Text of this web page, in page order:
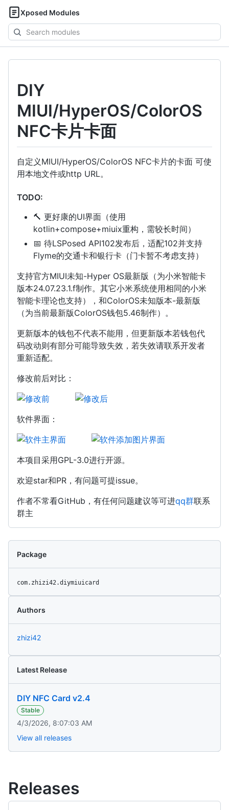
Xposed Modules
Search
modules
DIY
MIUI/HyperOS/ColorOS
NFC卡片卡面
自定义MIUI/HyperOS/ColorOS NFC卡片的卡面 可使
用本地文件或http URL。
TODO:
🔨 更好康的UI界面（使用
kotlin+compose+miuix重构，需较长时间）
📅 待LSPosed API102发布后，适配102并支持
Flyme的交通卡和银行卡（门卡暂不考虑支持）
支持官方MIUI未知-Hyper OS最新版（为小米智能卡
版本24.07.23.1.f制作。其它小米系统使用相同的小米
智能卡理论也支持），和ColorOS未知版本-最新版
（为当前最新版ColorOS钱包5.46制作）。
更新版本的钱包不代表不能用，但更新版本若钱包代
码改动则有部分可能导致失效，若失效请联系开发者
重新适配。
修改前后对比：
软件界面：
本项目采用GPL-3.0进行开源。
欢迎star和PR，有问题可提issue。
作者不常看GitHub，有任何问题建议等可进qq群联系
群主
Package
com.zhizi42.diymiuicard
Authors
zhizi42
Latest Release
DIY NFC Card v2.4
Stable
4/3/2026, 8:07:03 AM
View all releases
Releases